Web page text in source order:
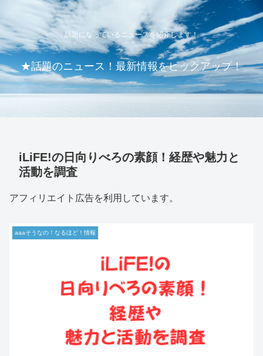
話題になっているニュースを紹介します！
★話題のニュース！最新情報をピックアップ！
iLiFE!の日向りべろの素顔！経歴や魅力と
活動を調査
アフィリエイト広告を利用しています。
aaaそうなの！なるほど！情報